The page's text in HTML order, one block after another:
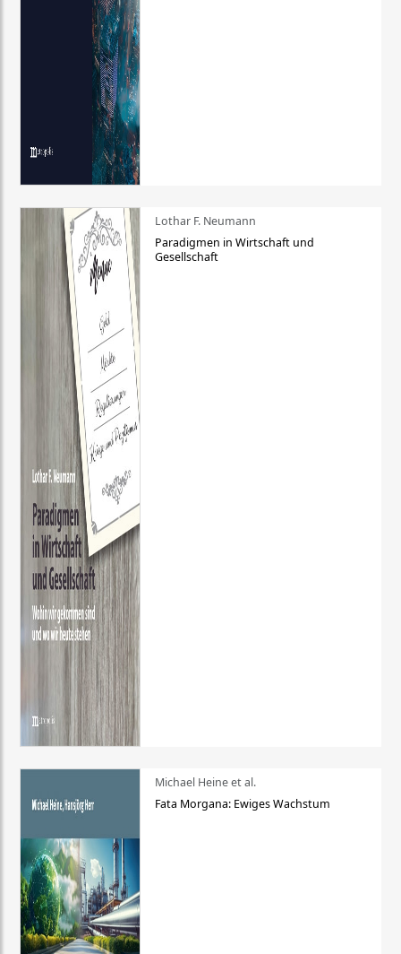
Lothar F. Neumann
Paradigmen in Wirtschaft und
Gesellschaft
Michael Heine et al.
Fata Morgana: Ewiges Wachstum